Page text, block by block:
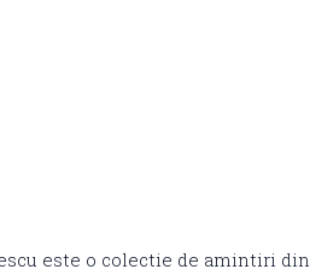
este o colectie de amintiri din